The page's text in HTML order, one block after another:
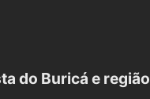
do Buricá e região